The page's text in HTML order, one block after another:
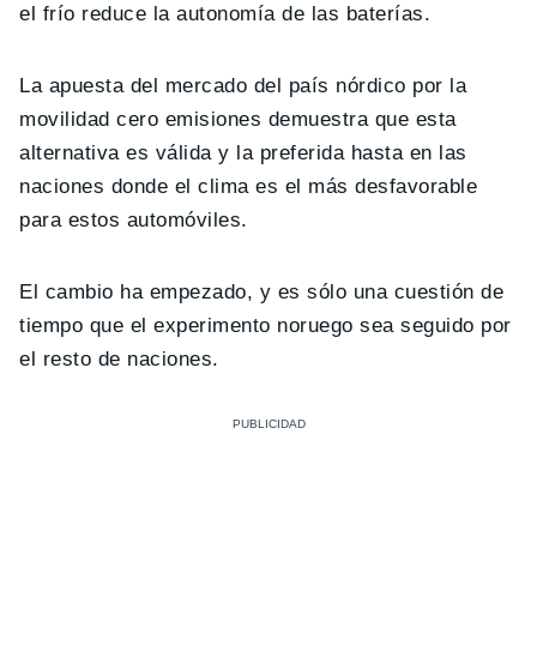
el frío reduce la autonomía de las baterías.
La apuesta del mercado del país nórdico por la
movilidad cero emisiones demuestra que esta
alternativa es válida y la preferida hasta en las
naciones donde el clima es el más desfavorable
para estos automóviles.
El cambio ha empezado, y es sólo una cuestión de
tiempo que el experimento noruego sea seguido por
el resto de naciones.